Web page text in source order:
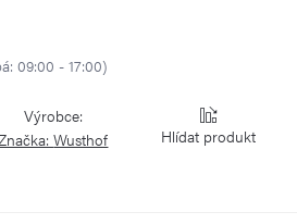
09:00 - 17:00)
Výrobce:
Wusthof Hlídat